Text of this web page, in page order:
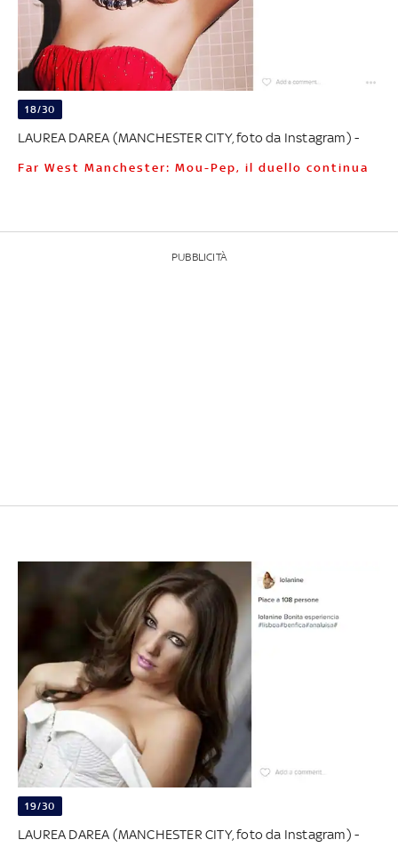
18/30
LAUREA DAREA (MANCHESTER CITY, foto da Instagram) -
Far West Manchester: Mou-Pep, il duello continua
PUBBLICITÀ
19/30
LAUREA DAREA (MANCHESTER CITY, foto da Instagram) -